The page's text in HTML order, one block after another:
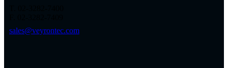
sales@veyrontec.com